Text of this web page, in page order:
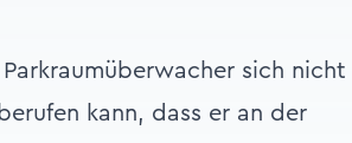
sich nicht
kann, dass er an der